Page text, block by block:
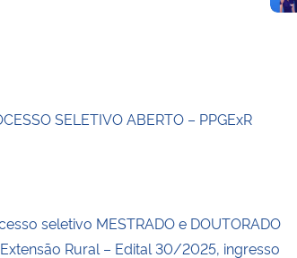
SELETIVO ABERTO – PPGExR
seletivo MESTRADO e DOUTORADO
Rural – Edital 30/2025, ingresso